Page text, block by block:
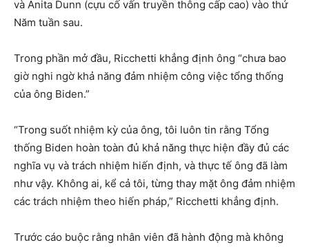
và Anita Dunn (cựu cố vấn truyền thông cấp cao) vào thứ
Năm tuần sau.
Trong phần mở đầu, Ricchetti khẳng định ông “chưa bao
giờ nghi ngờ khả năng đảm nhiệm công việc tổng thống
của ông Biden.”
“Trong suốt nhiệm kỳ của ông, tôi luôn tin rằng Tổng
thống Biden hoàn toàn đủ khả năng thực hiện đầy đủ các
nghĩa vụ và trách nhiệm hiến định, và thực tế ông đã làm
như vậy. Không ai, kể cả tôi, từng thay mặt ông đảm nhiệm
các trách nhiệm theo hiến pháp,” Ricchetti khẳng định.
Trước cáo buộc rằng nhân viên đã hành động mà không